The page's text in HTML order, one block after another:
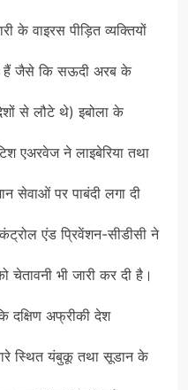
के वाइरस पीड़ित व्यक्तियों
हैं जैसे कि सऊदी अरब के
से लौटे थे) इबोला के
एअरवेज ने लाइबेरिया तथा
सेवाओं पर पाबंदी लगा दी
एंड प्रिवेंशन-सीडीसी ने
चेतावनी भी जारी कर दी है।
दक्षिण अफ्रीकी देश
स्थित यंबुकू तथा सूडान के